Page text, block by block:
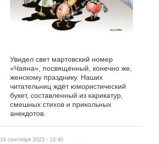
19 сентября 2023 - 15:40
Увидел свет мартовский номер
«Чаяна», посвящённый, конечно же,
женскому празднику. Наших
читательниц ждёт юмористический
букет, составленный из карикатур,
смешных стихов и прикольных
анекдотов.